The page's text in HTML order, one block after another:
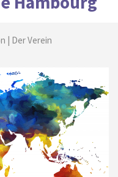
| Der Verein